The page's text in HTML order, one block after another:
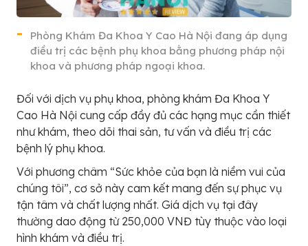
Phòng Khám Đa Khoa Y Cao Hà Nội đang áp dụng
điều trị các bệnh phụ khoa bằng phương pháp nội
khoa và phương pháp ngoại khoa.
Đối với dịch vụ phụ khoa, phòng khám Đa Khoa Y
Cao Hà Nội cung cấp đầy đủ các hạng mục cần thiết
như khám, theo dõi thai sản, tư vấn và điều trị các
bệnh lý phụ khoa.
Với phương châm “Sức khỏe của bạn là niềm vui của
chúng tôi”, cơ sở này cam kết mang đến sự phục vụ
tận tâm và chất lượng nhất. Giá dịch vụ tại đây
thường dao động từ 250,000 VNĐ tùy thuộc vào loại
hình khám và điều trị.